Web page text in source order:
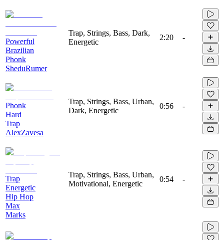
Powerful
Brazilian
Phonk
SheduRumer
Trap, Strings, Bass, Dark,
Energetic
2:20 -
Phonk
Hard
Trap
AlexZavesa
Trap, Strings, Bass, Urban,
Dark, Energetic
0:56 -
Trap
Energetic
Hip Hop
Max
Marks
Trap, Strings, Bass, Urban,
Motivational, Energetic
0:54 -